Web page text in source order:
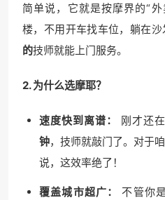
简单说，它就是按摩界的“
楼，不用开车找车位，躺在沙
的技师就能上门服务。
2. 为什么选摩耶？
速度快到离谱： 刚才还
钟，技师就敲门了。对于
说，这效率绝了！
覆盖城市超广： 不管你